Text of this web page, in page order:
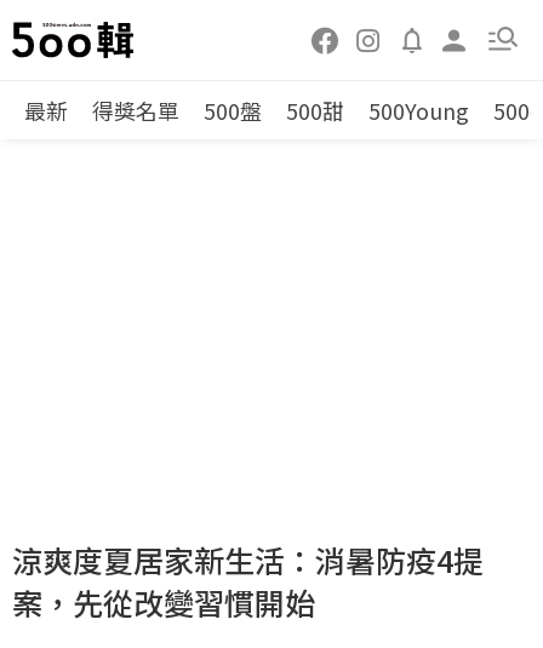
最新 得獎名單 500盤 500甜 500Young 500
涼爽度夏居家新生活：消暑防疫4提
案，先從改變習慣開始